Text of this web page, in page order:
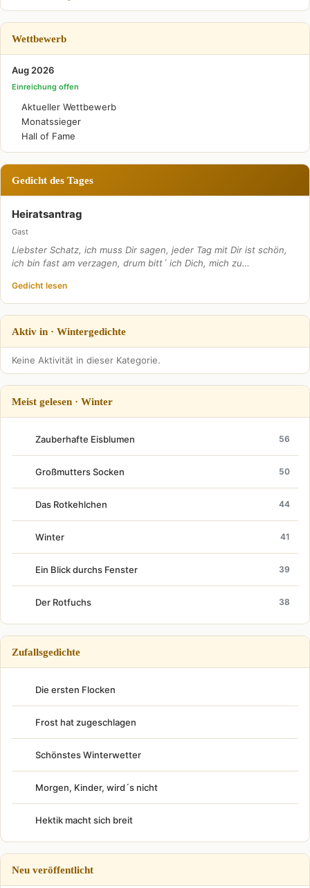
Wettbewerb
Aug 2026
Einreichung offen
Aktueller Wettbewerb
Monatssieger
Hall of Fame
Gedicht des Tages
Heiratsantrag
Gast
Liebster Schatz, ich muss Dir sagen, jeder Tag mit Dir ist schön,
ich bin fast am verzagen, drum bitt´ ich Dich, mich zu…
Gedicht lesen
Aktiv in · Wintergedichte
Keine Aktivität in dieser Kategorie.
Meist gelesen · Winter
Zauberhafte Eisblumen 56
Großmutters Socken 50
Das Rotkehlchen 44
Winter 41
Ein Blick durchs Fenster 39
Der Rotfuchs 38
Zufallsgedichte
Die ersten Flocken
Frost hat zugeschlagen
Schönstes Winterwetter
Morgen, Kinder, wird´s nicht
Hektik macht sich breit
Neu veröffentlicht